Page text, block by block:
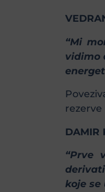
“Mi
vidimo
DAMIR
“Prve
koje se